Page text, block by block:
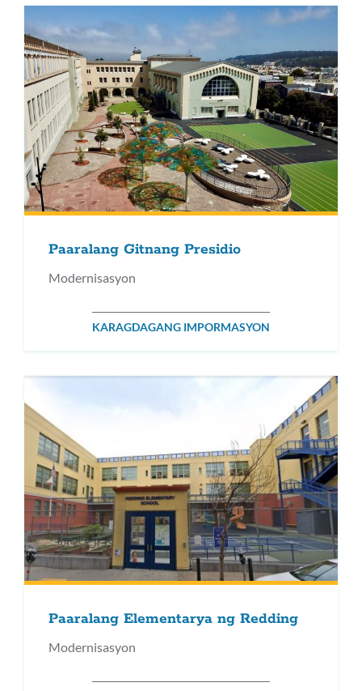
Paaralang Gitnang Presidio
Modernisasyon
KARAGDAGANG IMPORMASYON
Paaralang Elementarya ng Redding
Modernisasyon